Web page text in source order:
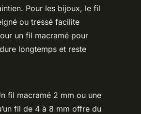
Pour les bijoux, le fil
ou tressé facilite
un fil macramé pour
longtemps et reste
fil macramé 2 mm ou une
fil de 4 à 8 mm offre du